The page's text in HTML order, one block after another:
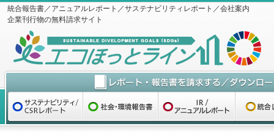
統合報告書／アニュアルレポート／サステナビリティレポート／会社案内
企業刊行物の無料請求サイト